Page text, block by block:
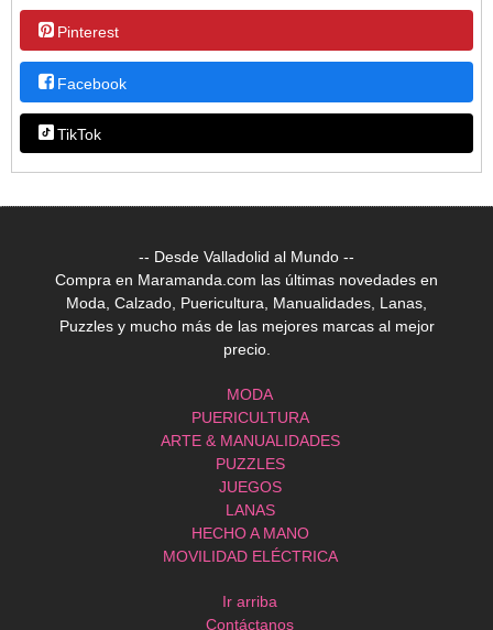
Pinterest
Facebook
TikTok
-- Desde Valladolid al Mundo --
Compra en Maramanda.com las últimas novedades en
Moda, Calzado, Puericultura, Manualidades, Lanas,
Puzzles y mucho más de las mejores marcas al mejor
precio.
MODA
PUERICULTURA
ARTE & MANUALIDADES
PUZZLES
JUEGOS
LANAS
HECHO A MANO
MOVILIDAD ELÉCTRICA
Ir arriba
Contáctanos